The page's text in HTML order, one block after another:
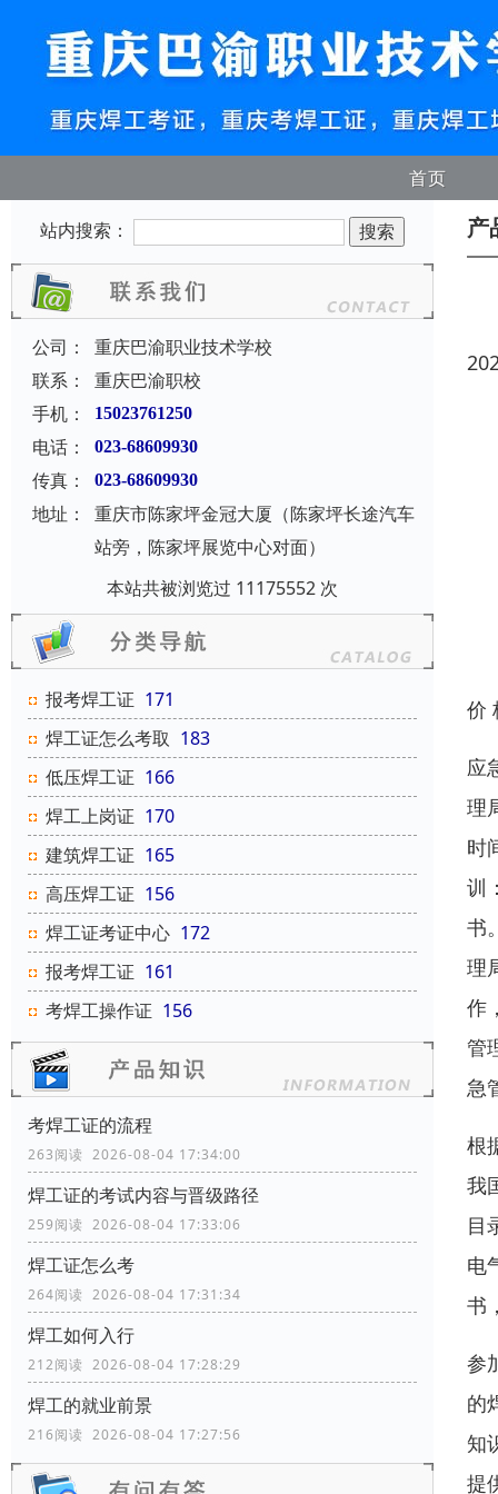
首页
站内搜索：
公司：
重庆巴渝职业技术学校
联系：
重庆巴渝职校
手机：
15023761250
电话： 023-68609930
传真： 023-68609930
地址：
重庆市陈家坪金冠大厦（陈家坪长途汽车
站旁，陈家坪展览中心对面）
本站共被浏览过 11175552 次
报考焊工证 171
焊工证怎么考取 183
低压焊工证 166
焊工上岗证 170
建筑焊工证 165
高压焊工证 156
焊工证考证中心 172
报考焊工证 161
考焊工操作证 156
考焊工证的流程
263阅读 2026-08-04 17:34:00
焊工证的考试内容与晋级路径
259阅读 2026-08-04 17:33:06
焊工证怎么考
264阅读 2026-08-04 17:31:34
焊工如何入行
212阅读 2026-08-04 17:28:29
焊工的就业前景
216阅读 2026-08-04 17:27:56
产
价
应
理
时
训
书
理
作
管
急
根
我
目
电
书
参
的
知
提